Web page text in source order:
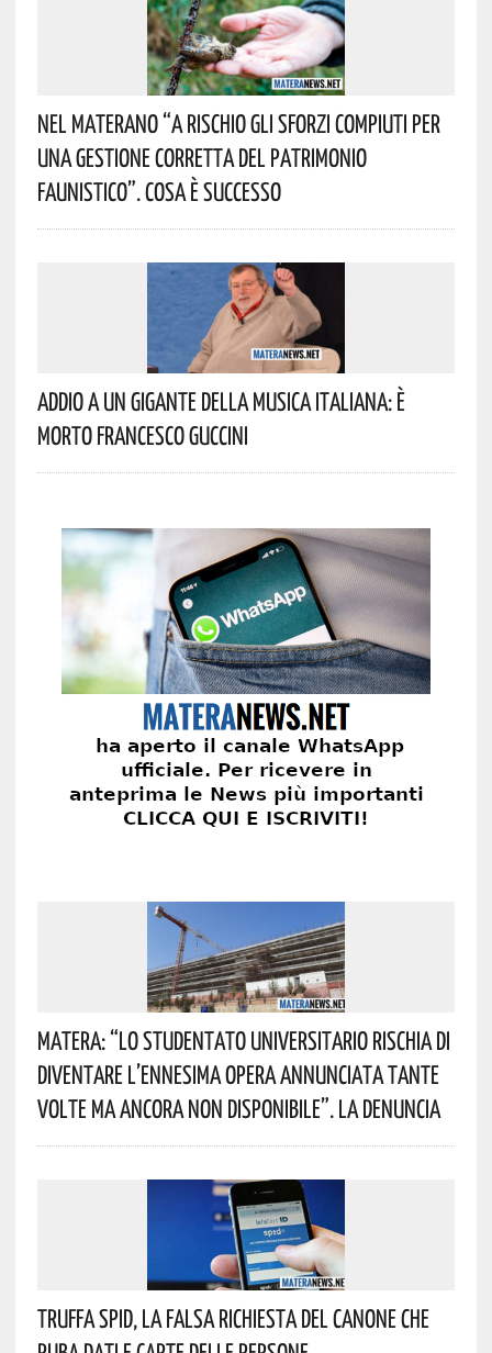
Nel Materano “a Rischio Gli Sforzi Compiuti Per
Una Gestione Corretta Del Patrimonio
Faunistico”. Cosa È Successo
Addio A Un Gigante Della Musica Italiana: È
Morto Francesco Guccini
Matera: “Lo Studentato Universitario Rischia Di
Diventare L’ennesima Opera Annunciata Tante
Volte Ma Ancora Non Disponibile”. La Denuncia
Truffa Spid, La Falsa Richiesta Del Canone Che